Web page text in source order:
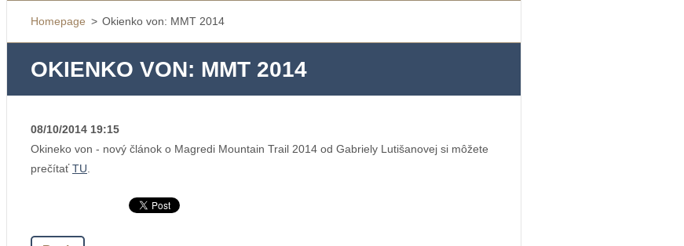
Homepage > Okienko von: MMT 2014
OKIENKO VON: MMT 2014
08/10/2014 19:15
Okineko von - nový článok o Magredi Mountain Trail 2014 od Gabriely Lutišanovej si môžete
prečítaťTU